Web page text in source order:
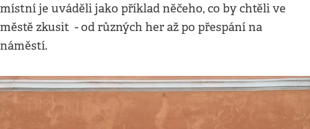
místní je uváděli jako příklad něčeho, co by chtěli ve
městě zkusit - od různých her až po přespání na
náměstí.